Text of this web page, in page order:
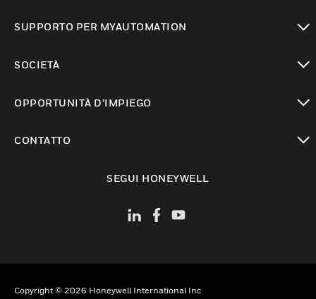
SUPPORTO PER MYAUTOMATION
SOCIETÀ
OPPORTUNITÀ D’IMPIEGO
CONTATTO
SEGUI HONEYWELL
Copyright © 2026 Honeywell International Inc